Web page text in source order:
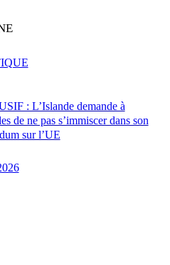
: L’Islande demande à
de ne pas s’immiscer dans son
sur l’UE